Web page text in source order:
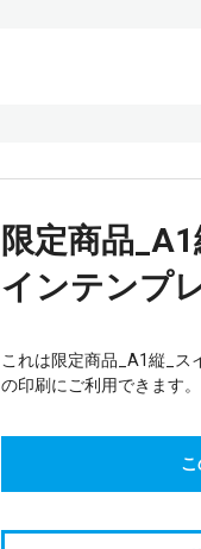
限定商品
インテンプ
これは限定商品_A1縦_ス
の印刷にご利用できます。